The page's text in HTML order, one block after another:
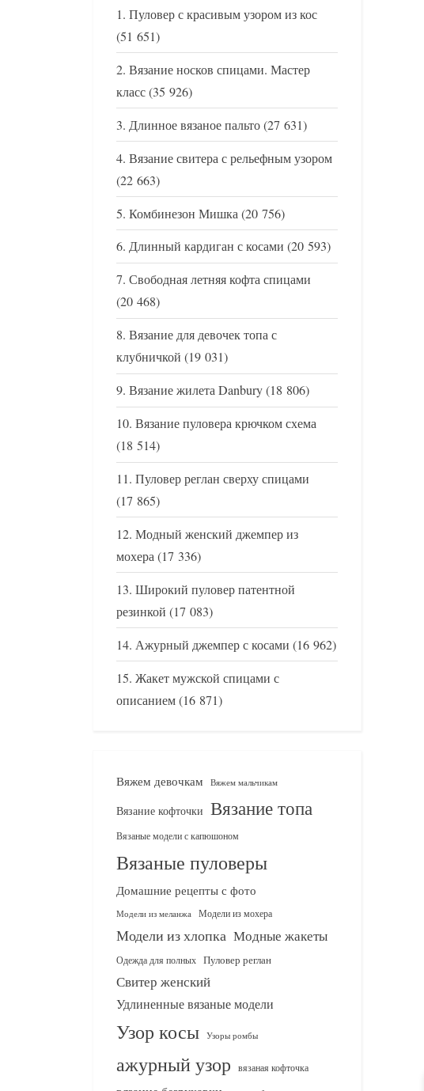
Пуловер с красивым узором из кос
(51 651)
Вязание носков спицами. Мастер
класс(35 926)
Длинное вязаное пальто(27 631)
Вязание свитера с рельефным узором
(22 663)
Комбинезон Мишка(20 756)
Длинный кардиган с косами (20 593)
Свободная летняя кофта спицами
(20 468)
Вязание для девочек топа с
клубничкой (19 031)
Вязание жилета Danbury(18 806)
Вязание пуловера крючком схема
(18 514)
Пуловер реглан сверху спицами
(17 865)
Модный женский джемпер из
мохера(17 336)
Широкий пуловер патентной
резинкой (17 083)
Ажурный джемпер с косами (16 962)
Жакет мужской спицами с
описанием(16 871)
Вяжем девочкам Вяжем мальчикам
Вязание кофточки Вязание топа
Вязаные модели с капюшоном
Вязаные пуловеры
Домашние рецепты с фото
Модели из меланжа Модели из мохера
Модели из хлопка Модные жакеты
Одежда для полных Пуловер реглан
Свитер женский
Удлиненные вязаные модели
Узор косы Узоры ромбы
ажурный узор вязаная кофточка